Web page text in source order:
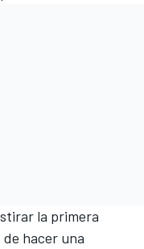
la primera
hacer una